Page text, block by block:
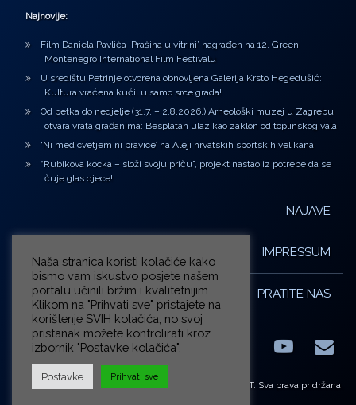
Najnovije:
Film Daniela Pavlića ‘Prašina u vitrini’ nagrađen na 12. Green
Montenegro International Film Festivalu
U središtu Petrinje otvorena obnovljena Galerija Krsto Hegedušić:
Kultura vraćena kući, u samo srce grada!
Od petka do nedjelje (31.7. – 2.8.2026.) Arheološki muzej u Zagrebu
otvara vrata građanima: Besplatan ulaz kao zaklon od toplinskog vala
‘Ni med cvetjem ni pravice’ na Aleji hrvatskih sportskih velikana
“Rubikova kocka – složi svoju priču”, projekt nastao iz potrebe da se
čuje glas djece!
NAJAVE
IMPRESSUM
PRATITE NAS
FacebookLinkedIn E-
© ZG-KULT. Sva prava pridržana.
Naša stranica koristi kolačiće kako
bismo vam iskustvo posjete našem
portalu učinili bržim i kvalitetnijim.
Klikom na "Prihvati sve" pristajete na
korištenje SVIH kolačića, no svoj
pristanak možete kontrolirati kroz
izbornik "Postavke kolačića".
Postavke Prihvati sve